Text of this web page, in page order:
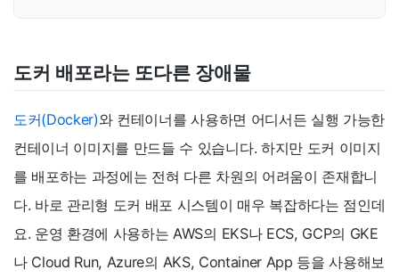
도커 배포라는 또다른 장애물
도커(Docker)와 컨테이너를 사용하면 어디서든 실행 가능한
컨테이너 이미지를 만드들 수 있습니다. 하지만 도커 이미지
를 배포하는 과정에는 전혀 다른 차원의 어려움이 존재합니
다. 바로 관리형 도커 배포 시스템이 매우 복잡하다는 점인데
요. 운영 환경에 사용하는 AWS의 EKS나 ECS, GCP의 GKE
나 Cloud Run, Azure의 AKS, Container App 등을 사용해보